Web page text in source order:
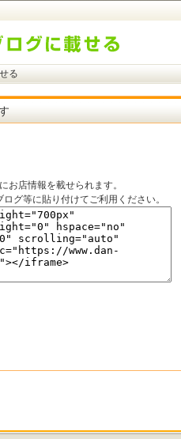
る
お店情報を載せられます。
グ等に貼り付けてご利用ください。